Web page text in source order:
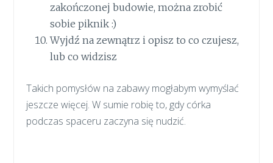
zakończonej budowie, można zrobić
sobie piknik :)
Wyjdź na zewnątrz i opisz to co czujesz,
lub co widzisz
Takich pomysłów na zabawy mogłabym wymyślać
jeszcze więcej. W sumie robię to, gdy córka
podczas spaceru zaczyna się nudzić.